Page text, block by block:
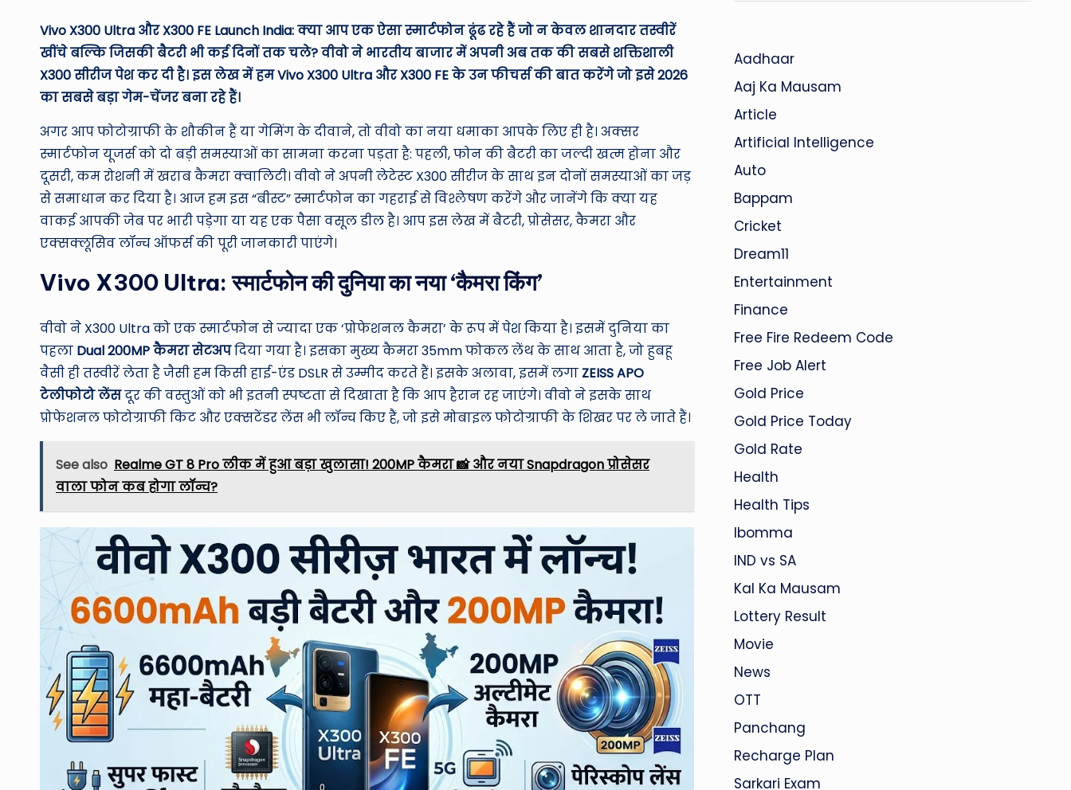
h
e
W
o
rl
d
Vivo X300 Ultra और X300 FE Launch India: क्या आप एक ऐसा स्मार्टफोन ढूंढ रहे हैं जो न केवल शानदार तस्वीरें
खींचे बल्कि जिसकी बैटरी भी कई दिनों तक चले? वीवो ने भारतीय बाजार में अपनी अब तक की सबसे शक्तिशाली
X300 सीरीज पेश कर दी है। इस लेख में हम Vivo X300 Ultra और X300 FE के उन फीचर्स की बात करेंगे जो इसे 2026
का सबसे बड़ा गेम-चेंजर बना रहे हैं।
अगर आप फोटोग्राफी के शौकीन हैं या गेमिंग के दीवाने, तो वीवो का नया धमाका आपके लिए ही है। अक्सर
स्मार्टफोन यूजर्स को दो बड़ी समस्याओं का सामना करना पड़ता है: पहली, फोन की बैटरी का जल्दी खत्म होना और
दूसरी, कम रोशनी में खराब कैमरा क्वालिटी। वीवो ने अपनी लेटेस्ट X300 सीरीज के साथ इन दोनों समस्याओं का जड़
से समाधान कर दिया है। आज हम इस “बीस्ट” स्मार्टफोन का गहराई से विश्लेषण करेंगे और जानेंगे कि क्या यह
वाकई आपकी जेब पर भारी पड़ेगा या यह एक पैसा वसूल डील है। आप इस लेख में बैटरी, प्रोसेसर, कैमरा और
एक्सक्लूसिव लॉन्च ऑफर्स की पूरी जानकारी पाएंगे।
Vivo X300 Ultra: स्मार्टफोन की दुनिया का नया ‘कैमरा किंग’
वीवो ने X300 Ultra को एक स्मार्टफोन से ज्यादा एक ‘प्रोफेशनल कैमरा’ के रूप में पेश किया है। इसमें दुनिया का
पहला Dual 200MP कैमरा सेटअपदिया गया है। इसका मुख्य कैमरा 35mm फोकल लेंथ के साथ आता है, जो हुबहू
वैसी ही तस्वीरें लेता है जैसी हम किसी हाई-एंड DSLR से उम्मीद करते हैं। इसके अलावा, इसमें लगा ZEISS APO
टेलीफोटो लेंसदूर की वस्तुओं को भी इतनी स्पष्टता से दिखाता है कि आप हैरान रह जाएंगे। वीवो ने इसके साथ
प्रोफेशनल फोटोग्राफी किट और एक्सटेंडर लेंस भी लॉन्च किए हैं, जो इसे मोबाइल फोटोग्राफी के शिखर पर ले जाते हैं।
See also Realme GT 8 Pro लीक में हुआ बड़ा खुलासा! 200MP कैमरा 📸 और नया Snapdragon प्रोसेसर
वाला फोन कब होगा लॉन्च?
Aadhaar
Aaj Ka Mausam
Article
Artificial Intelligence
Auto
Bappam
Cricket
Dream11
Entertainment
Finance
Free Fire Redeem Code
Free Job Alert
Gold Price
Gold Price Today
Gold Rate
Health
Health Tips
Ibomma
IND vs SA
Kal Ka Mausam
Lottery Result
Movie
News
OTT
Panchang
Recharge Plan
Sarkari Exam